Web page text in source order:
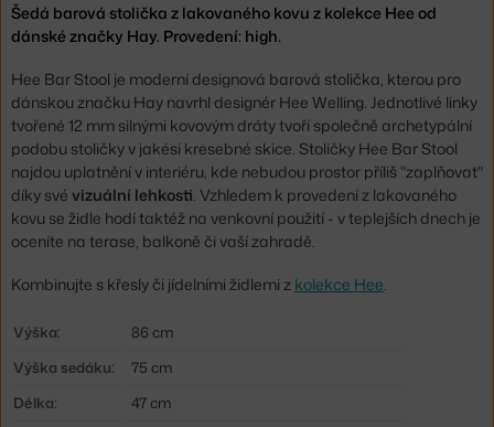
Šedá barová stolička z lakovaného kovu z kolekce Hee od
dánské značky Hay. Provedení: high.
Hee Bar Stool je moderní designová barová stolička, kterou pro
dánskou značku Hay navrhl designér Hee Welling. Jednotlivé linky
tvořené 12 mm silnými kovovým dráty tvoří společně archetypální
podobu stoličky v jakési kresebné skice. Stoličky Hee Bar Stool
najdou uplatnění v interiéru, kde nebudou prostor příliš "zaplňovat"
díky své vizuální lehkosti. Vzhledem k provedení z lakovaného
kovu se židle hodí taktéž na venkovní použití - v teplejších dnech je
oceníte na terase, balkoně či vaší zahradě.
Kombinujte s křesly či jídelními židlemi z kolekce Hee.
Výška:
86 cm
Výška sedáku:
75 cm
Délka:
47 cm